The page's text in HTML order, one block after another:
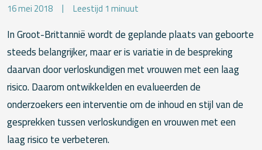
16 mei 2018 Leestijd 1 minuut
In Groot-Brittannië wordt de geplande plaats van geboorte
steeds belangrijker, maar er is variatie in de bespreking
daarvan door verloskundigen met vrouwen met een laag
risico. Daarom ontwikkelden en evalueerden de
onderzoekers een ​​interventie om de inhoud en stijl van de
gesprekken tussen verloskundigen en vrouwen met een
laag risico te verbeteren.